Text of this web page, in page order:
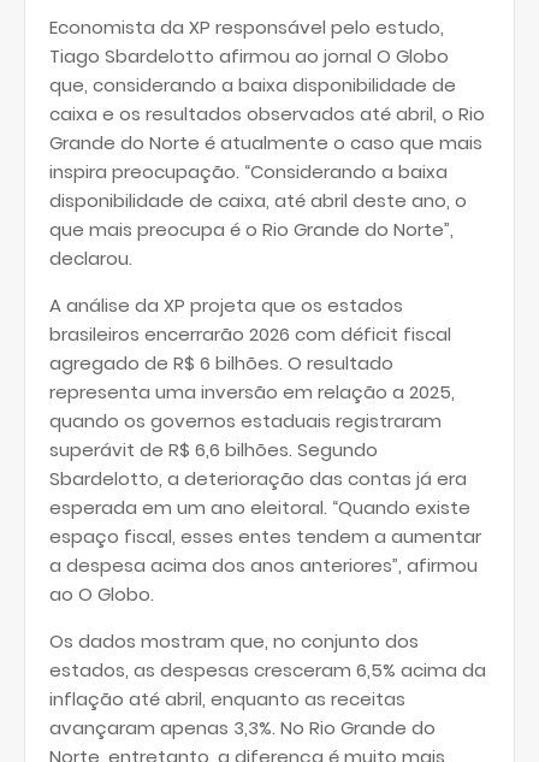
Economista da XP responsável pelo estudo,
Tiago Sbardelotto afirmou ao jornal O Globo
que, considerando a baixa disponibilidade de
caixa e os resultados observados até abril, o Rio
Grande do Norte é atualmente o caso que mais
inspira preocupação. “Considerando a baixa
disponibilidade de caixa, até abril deste ano, o
que mais preocupa é o Rio Grande do Norte”,
declarou.
A análise da XP projeta que os estados
brasileiros encerrarão 2026 com déficit fiscal
agregado de R$ 6 bilhões. O resultado
representa uma inversão em relação a 2025,
quando os governos estaduais registraram
superávit de R$ 6,6 bilhões. Segundo
Sbardelotto, a deterioração das contas já era
esperada em um ano eleitoral. “Quando existe
espaço fiscal, esses entes tendem a aumentar
a despesa acima dos anos anteriores”, afirmou
ao O Globo.
Os dados mostram que, no conjunto dos
estados, as despesas cresceram 6,5% acima da
inflação até abril, enquanto as receitas
avançaram apenas 3,3%. No Rio Grande do
Norte, entretanto, a diferença é muito mais